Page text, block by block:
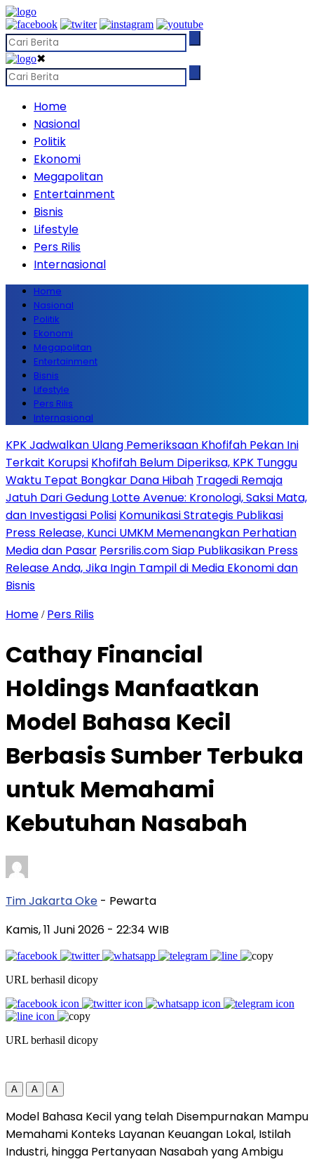
✖
Home
Nasional
Politik
Ekonomi
Megapolitan
Entertainment
Bisnis
Lifestyle
Pers Rilis
Internasional
Home
Nasional
Politik
Ekonomi
Megapolitan
Entertainment
Bisnis
Lifestyle
Pers Rilis
Internasional
KPK Jadwalkan Ulang Pemeriksaan Khofifah Pekan Ini
Terkait Korupsi Khofifah Belum Diperiksa, KPK Tunggu
Waktu Tepat Bongkar Dana Hibah Tragedi Remaja
Jatuh Dari Gedung Lotte Avenue: Kronologi, Saksi Mata,
dan Investigasi Polisi Komunikasi Strategis Publikasi
Press Release, Kunci UMKM Memenangkan Perhatian
Media dan Pasar Persrilis.com Siap Publikasikan Press
Release Anda, Jika Ingin Tampil di Media Ekonomi dan
Bisnis
Home / Pers Rilis
Cathay Financial
Holdings Manfaatkan
Model Bahasa Kecil
Berbasis Sumber Terbuka
untuk Memahami
Kebutuhan Nasabah
Tim Jakarta Oke - Pewarta
Kamis, 11 Juni 2026 - 22:34 WIB
URL berhasil dicopy
URL berhasil dicopy
A A A
Model Bahasa Kecil yang telah Disempurnakan Mampu
Memahami Konteks Layanan Keuangan Lokal, Istilah
Industri, hingga Pertanyaan Nasabah yang Ambigu